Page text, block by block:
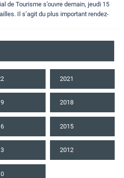
de Tourisme s’ouvre demain, jeudi 15
Il s’agit du plus important rendez-
2021
2018
2015
2012